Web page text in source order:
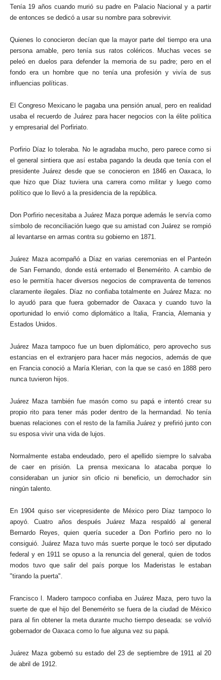
Tenía 19 años cuando murió su padre en Palacio Nacional y a partir
de entonces se dedicó a usar su nombre para sobrevivir.
Quienes lo conocieron decían que la mayor parte del tiempo era una
persona amable, pero tenía sus ratos coléricos. Muchas veces se
peleó en duelos para defender la memoria de su padre; pero en el
fondo era un hombre que no tenía una profesión y vivía de sus
influencias políticas.
El Congreso Mexicano le pagaba una pensión anual, pero en realidad
usaba el recuerdo de Juárez para hacer negocios con la élite política
y empresarial del Porfiriato.
Porfirio Díaz lo toleraba. No le agradaba mucho, pero parece como si
el general sintiera que así estaba pagando la deuda que tenía con el
presidente Juárez desde que se conocieron en 1846 en Oaxaca, lo
que hizo que Díaz tuviera una carrera como militar y luego como
político que lo llevó a la presidencia de la república.
Don Porfirio necesitaba a Juárez Maza porque además le servía como
símbolo de reconciliación luego que su amistad con Juárez se rompió
al levantarse en armas contra su gobierno en 1871.
Juárez Maza acompañó a Díaz en varias ceremonias en el Panteón
de San Fernando, donde está enterrado el Benemérito. A cambio de
eso le permitía hacer diversos negocios de compraventa de terrenos
claramente ilegales. Díaz no confiaba totalmente en Juárez Maza: no
lo ayudó para que fuera gobernador de Oaxaca y cuando tuvo la
oportunidad lo envió como diplomático a Italia, Francia, Alemania y
Estados Unidos.
Juárez Maza tampoco fue un buen diplomático, pero aprovecho sus
estancias en el extranjero para hacer más negocios, además de que
en Francia conoció a María Klerian, con la que se casó en 1888 pero
nunca tuvieron hijos.
Juárez Maza también fue masón como su papá e intentó crear su
propio rito para tener más poder dentro de la hermandad. No tenía
buenas relaciones con el resto de la familia Juárez y prefirió junto con
su esposa vivir una vida de lujos.
Normalmente estaba endeudado, pero el apellido siempre lo salvaba
de caer en prisión. La prensa mexicana lo atacaba porque lo
consideraban un junior sin oficio ni beneficio, un derrochador sin
ningún talento.
En 1904 quiso ser vicepresidente de México pero Díaz tampoco lo
apoyó. Cuatro años después Juárez Maza respaldó al general
Bernardo Reyes, quien quería suceder a Don Porfirio pero no lo
consiguió. Juárez Maza tuvo más suerte porque le tocó ser diputado
federal y en 1911 se opuso a la renuncia del general, quien de todos
modos tuvo que salir del país porque los Maderistas le estaban
"tirando la puerta".
Francisco I. Madero tampoco confiaba en Juárez Maza, pero tuvo la
suerte de que el hijo del Benemérito se fuera de la ciudad de México
para al fin obtener la meta durante mucho tiempo deseada: se volvió
gobernador de Oaxaca como lo fue alguna vez su papá.
Juárez Maza gobernó su estado del 23 de septiembre de 1911 al 20
de abril de 1912.